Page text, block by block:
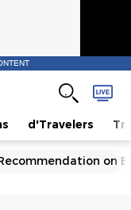
d'Travelers
on